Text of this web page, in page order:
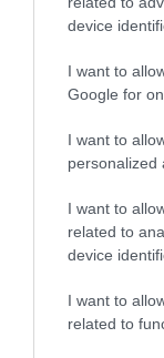
device
I want to
Google for
I want to
personalized
I want to
related to
device
I want to
related to